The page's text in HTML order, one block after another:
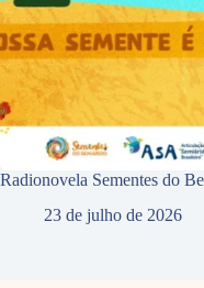
Radionovela Sementes do
23 de julho de 2026